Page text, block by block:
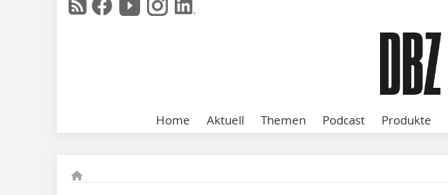
Home Aktuell Themen Podcast Produkte